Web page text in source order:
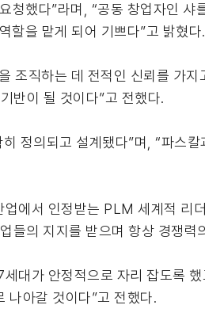
청했다”라며, “공동 창업자인
할을 맡게 되어 기쁘다”고 밝혔
조직하는 데 전적인 신뢰를 가지
반이 될 것이다”고 전했다.
정의되고 설계됐다”며, “파스
에서 인정받는 PLM 세계적 리
들의 지지를 받으며 항상 경쟁
대가 안정적으로 자리 잡도록
나아갈 것이다”고 전했다.